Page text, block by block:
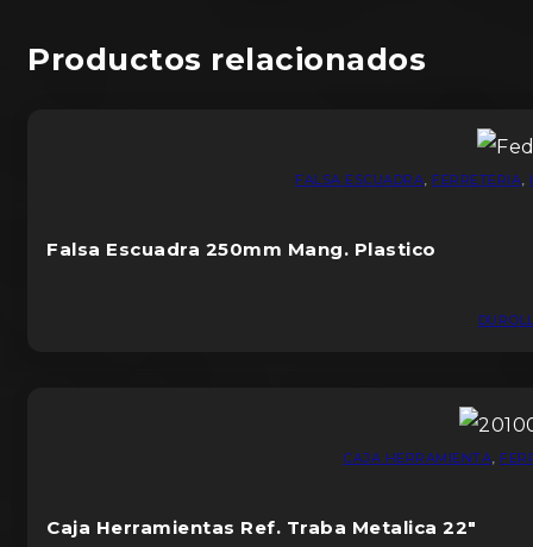
Productos relacionados
FALSA ESCUADRA, FERRETERIA,
Falsa Escuadra 250mm Mang. Plastico
CAJA HERRAMIENTA,
Caja Herramientas Ref. Traba Metalica 22″